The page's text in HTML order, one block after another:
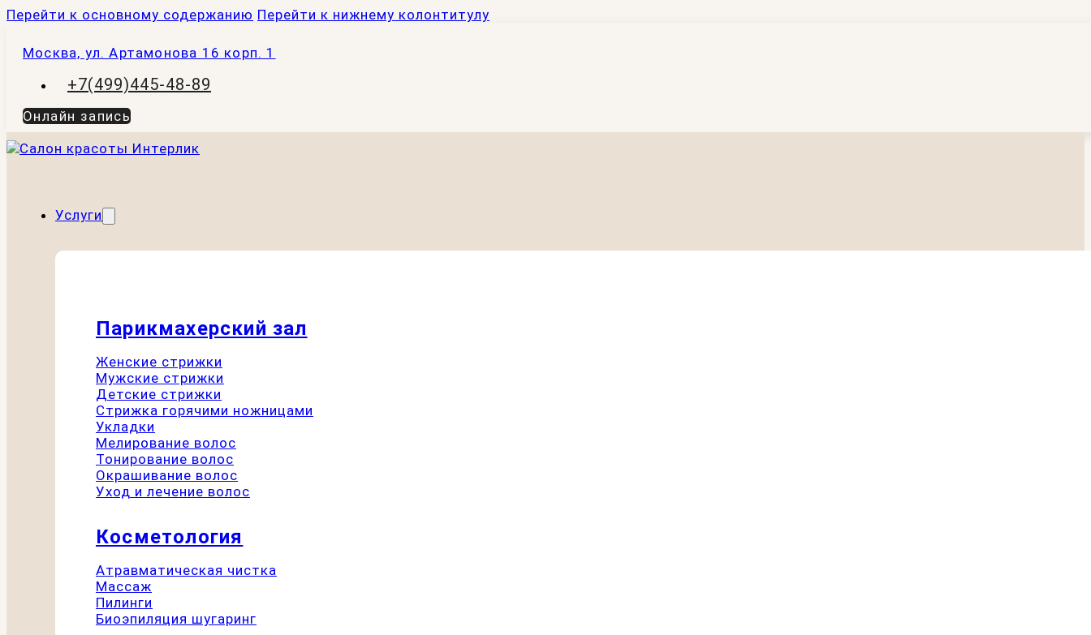
Перейти к основному содержанию Перейти к нижнему колонтитулу
Москва, ул. Артамонова 16 корп. 1
+7(499)445-48-89
Онлайн запись
Услуги
Парикмахерский зал
Женские стрижки
Мужские стрижки
Детские стрижки
Стрижка горячими ножницами
Укладки
Мелирование волос
Тонирование волос
Окрашивание волос
Уход и лечение волос
Косметология
Атравматическая чистка
Массаж
Пилинги
Биоэпиляция шугаринг